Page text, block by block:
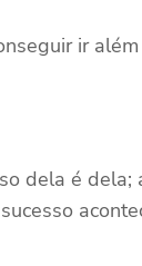
ir
dela é dela;